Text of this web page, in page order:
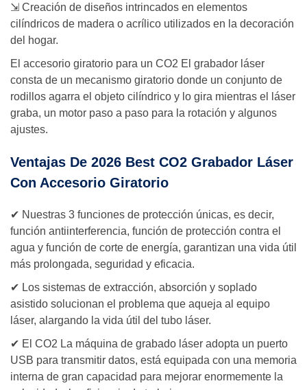
⇲ Creación de diseños intrincados en elementos
cilíndricos de madera o acrílico utilizados en la decoración
del hogar.
El accesorio giratorio para un CO2 El grabador láser
consta de un mecanismo giratorio donde un conjunto de
rodillos agarra el objeto cilíndrico y lo gira mientras el láser
graba, un motor paso a paso para la rotación y algunos
ajustes.
Ventajas De 2026 Best CO2 Grabador Láser
Con Accesorio Giratorio
✔ Nuestras 3 funciones de protección únicas, es decir,
función antiinterferencia, función de protección contra el
agua y función de corte de energía, garantizan una vida útil
más prolongada, seguridad y eficacia.
✔ Los sistemas de extracción, absorción y soplado
asistido solucionan el problema que aqueja al equipo
láser, alargando la vida útil del tubo láser.
✔ El CO2 La máquina de grabado láser adopta un puerto
USB para transmitir datos, está equipada con una memoria
interna de gran capacidad para mejorar enormemente la